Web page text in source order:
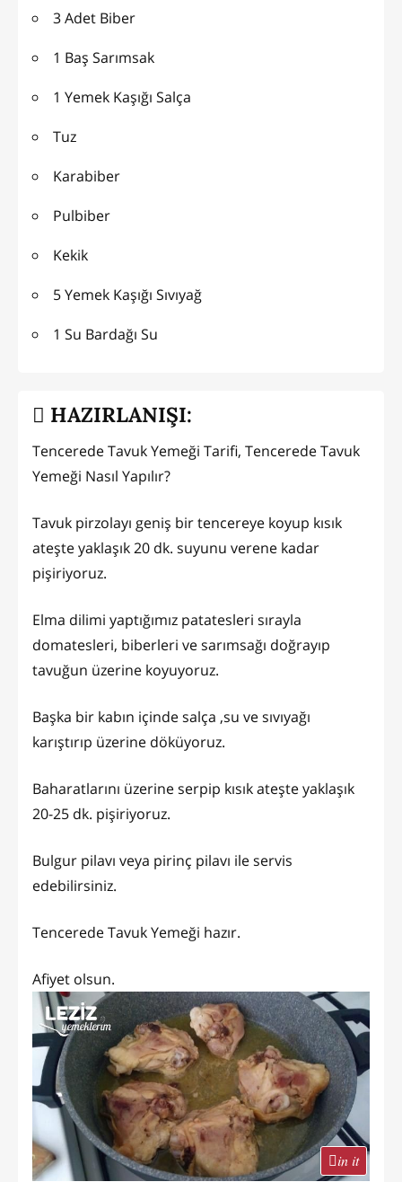
3 Adet Biber
1 Baş Sarımsak
1 Yemek Kaşığı Salça
Tuz
Karabiber
Pulbiber
Kekik
5 Yemek Kaşığı Sıvıyağ
1 Su Bardağı Su
HAZIRLANIŞI:
Tencerede Tavuk Yemeği Tarifi, Tencerede Tavuk
Yemeği Nasıl Yapılır?
Tavuk pirzolayı geniş bir tencereye koyup kısık
ateşte yaklaşık 20 dk. suyunu verene kadar
pişiriyoruz.
Elma dilimi yaptığımız patatesleri sırayla
domatesleri, biberleri ve sarımsağı doğrayıp
tavuğun üzerine koyuyoruz.
Başka bir kabın içinde salça ,su ve sıvıyağı
karıştırıp üzerine döküyoruz.
Baharatlarını üzerine serpip kısık ateşte yaklaşık
20-25 dk. pişiriyoruz.
Bulgur pilavı veya pirinç pilavı ile servis
edebilirsiniz.
Tencerede Tavuk Yemeği hazır.
Afiyet olsun.
in it